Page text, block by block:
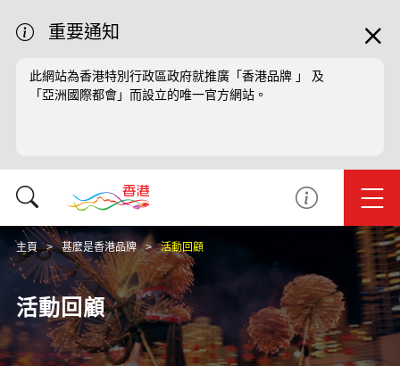
重要通知
此網站為香港特別行政區政府就推廣「香港品牌 」 及
「亞洲國際都會」而設立的唯一官方網站。
主頁 甚麼是香港品牌 活動回顧
活動回顧